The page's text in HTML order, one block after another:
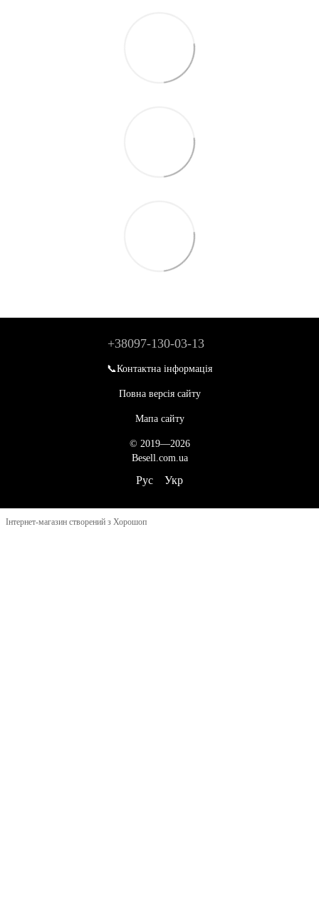
+38097-130-03-13
📞Контактна інформація
Повна версія сайту
Мапа сайту
© 2019—2026
Besell.com.ua
Рус Укр
Інтернет-магазин створений з Хорошоп